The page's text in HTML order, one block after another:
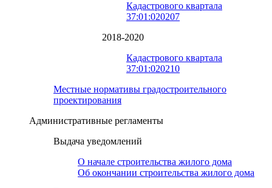
Кадастрового квартала
37:01:020207
2018-2020
Кадастрового квартала
37:01:020210
Местные нормативы градостроительного
проектирования
Административные регламенты
Выдача уведомлений
О начале строительства жилого дома
Об окончании строительства жилого дома